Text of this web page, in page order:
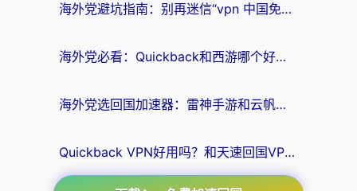
海外党避坑指南：别再迷信“vpn 中国免费”，选对回国加速器才能无缝刷国内资源
海外党必看：Quickback和西游哪个好？3个维度教你选对回国加速器
海外党选回国加速器：雷神手游和云帆哪个好？附3组对比+避坑指南
Quickback VPN好用吗？和天速回国VPN对比哪个回国效果更好？海外党必看的真实体验指南